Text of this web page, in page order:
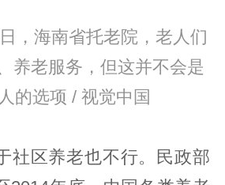
，海南省托老院，老人们
养老服务，但这并不会是
的选项 / 视觉中国
社区养老也不行。民政部